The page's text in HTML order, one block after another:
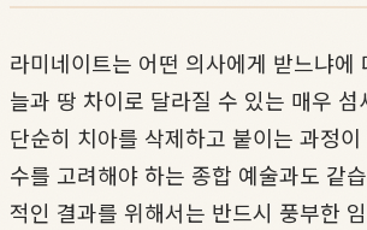
라미네이트는 어떤 의사에게 받느냐에
늘과 땅 차이로 달라질 수 있는 매우 섬
단순히 치아를 삭제하고 붙이는 과정
수를 고려해야 하는 종합 예술과도 같
적인 결과를 위해서는 반드시 풍부한